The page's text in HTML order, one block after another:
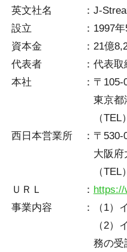
英文社名
： J-
設立
： 1997年
資本金
： 21億
代表者
： 代表
本社
： 〒105-
東京都
（
西日本営業所
： 〒530-
大阪府
（TEL
ＵＲＬ
： https://
事業内容
：
（1）
（2
務の受